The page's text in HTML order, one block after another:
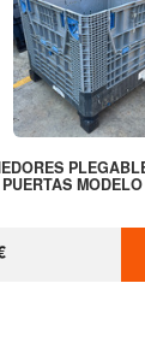
PUERTAS